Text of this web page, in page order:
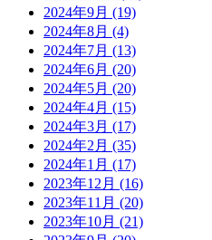
2024年9月 (19)
2024年8月 (4)
2024年7月 (13)
2024年6月 (20)
2024年5月 (20)
2024年4月 (15)
2024年3月 (17)
2024年2月 (35)
2024年1月 (17)
2023年12月 (16)
2023年11月 (20)
2023年10月 (21)